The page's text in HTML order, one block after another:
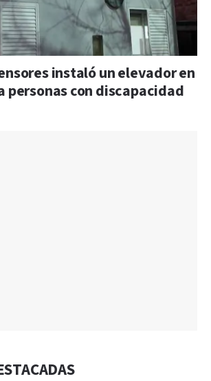
instaló un elevador en
personas con discapacidad